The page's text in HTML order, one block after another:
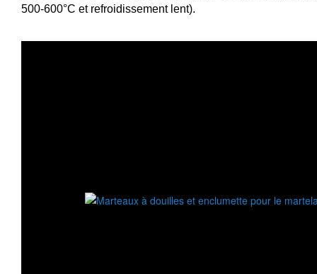
500-600°C et refroidissement lent).